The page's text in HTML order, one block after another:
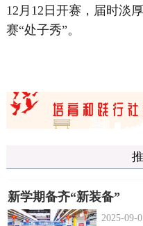
12月12日开赛，届时淡
赛“处子秀”。
新学期备齐“新装备”
2025-09-